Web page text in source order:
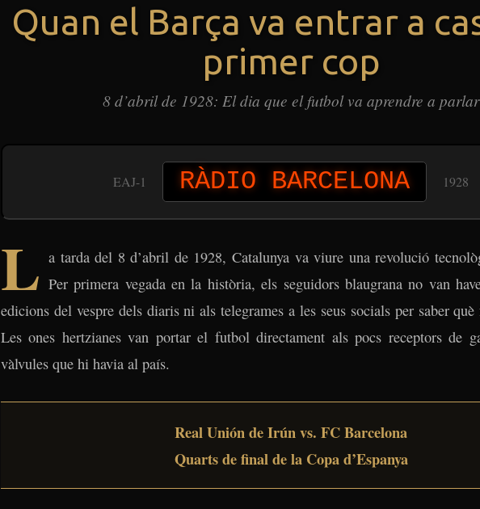
Quan el Barça va entrar a
primer cop
8 d’abril de 1928: El dia que el futbol va aprendre a parlar
EAJ-1 RÀDIO BARCELONA 1928
L a tarda del 8 d’abril de 1928, Catalunya va viure una revolució
Per primera vegada en la història, els seguidors blaugrana no van
edicions del vespre dels diaris ni als telegrames a les seus socials per saber
Les ones hertzianes van portar el futbol directament als pocs receptors de
vàlvules que hi havia al país.
Real Unión de Irún vs. FC Barcelona
Quarts de final de la Copa d’Espanya